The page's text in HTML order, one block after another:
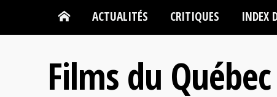
ACTUALITÉS CRITIQUES INDEX
Films du Québec